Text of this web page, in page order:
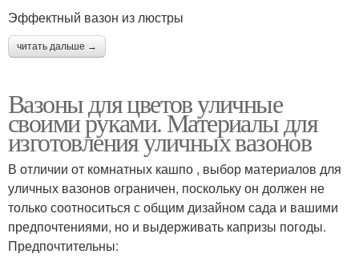
Эффектный вазон из люстры
читать дальше →
Вазоны для цветов уличные
своими руками. Материалы для
изготовления уличных вазонов
В отличии от комнатных кашпо , выбор материалов для
уличных вазонов ограничен, поскольку он должен не
только соотноситься с общим дизайном сада и вашими
предпочтениями, но и выдерживать капризы погоды.
Предпочтительны: